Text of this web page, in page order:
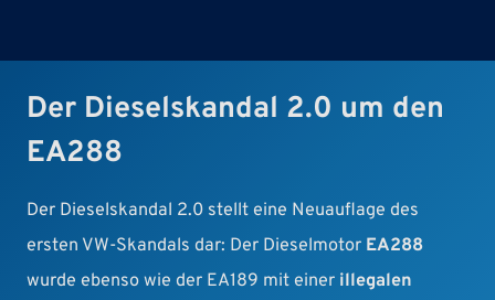
Der Dieselskandal 2.0 um den
EA288
Der Dieselskandal 2.0 stellt eine Neuauflage des
ersten VW-Skandals dar: Der Dieselmotor EA288
wurde ebenso wie der EA189 mit einer illegalen